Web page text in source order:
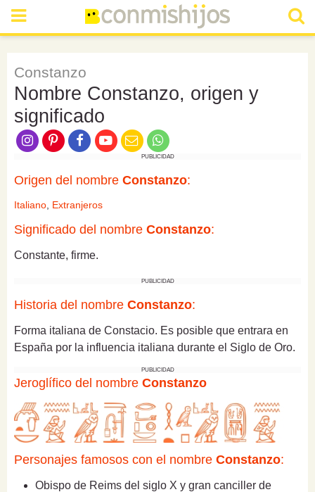
Constanzo
Nombre Constanzo, origen y
significado
PUBLICIDAD
Origen del nombre Constanzo:
Italiano, Extranjeros
Significado del nombre Constanzo:
Constante, firme.
PUBLICIDAD
Historia del nombre Constanzo:
Forma italiana de Constacio. Es posible que entrara en
España por la influencia italiana durante el Siglo de Oro.
PUBLICIDAD
Jeroglífico del nombre Constanzo
Personajes famosos con el nombre Constanzo:
Obispo de Reims del siglo X y gran canciller de